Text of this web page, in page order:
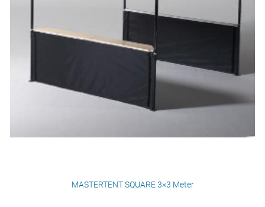
MASTERTENT SQUARE 3×3 Meter